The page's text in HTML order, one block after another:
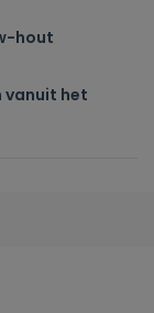
hout
vanuit het